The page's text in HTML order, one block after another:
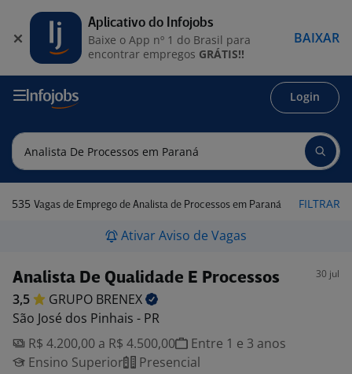
Login
535 Vagas de Emprego de Analista de Processos em Paraná FILTRAR
Ativar Aviso de Vagas
Analista De Qualidade E Processos 30 jul
3,5 GRUPO BRENEX
São José dos Pinhais - PR
R$ 4.200,00 a R$ 4.500,00
Entre 1 e 3 anos
Ensino Superior
Presencial
Aplicativo do Infojobs
Baixe o App nº 1 do Brasil para
encontrar empregos GRÁTIS!!
BAIXAR